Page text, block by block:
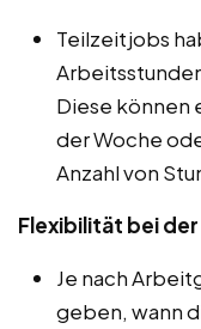
Teilzeitjobs
Diese können
der Woche
Anzahl von
Flexibilität bei
Je nach
geben, wann